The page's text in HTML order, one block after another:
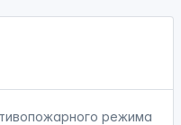
режима